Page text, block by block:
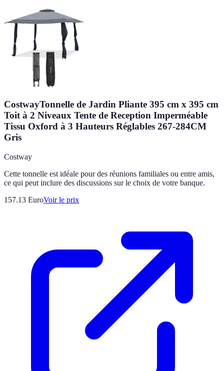
CostwayTonnelle de Jardin Pliante 395 cm x 395 cm
Toit à 2 Niveaux Tente de Reception Imperméable
Tissu Oxford à 3 Hauteurs Réglables 267-284CM
Gris
Costway
Cette tonnelle est idéale pour des réunions familiales ou entre amis,
ce qui peut inclure des discussions sur le choix de votre banque.
157.13 EuroVoir le prix